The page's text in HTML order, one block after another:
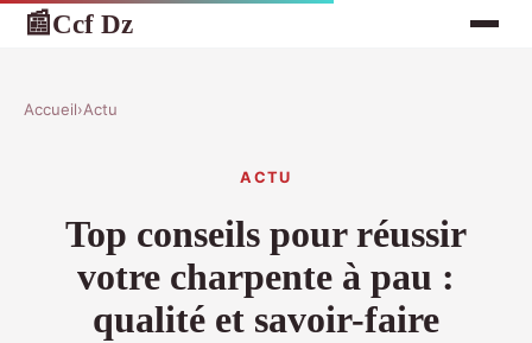
📰Ccf Dz
Accueil›Actu
ACTU
Top conseils pour réussir
votre charpente à pau :
qualité et savoir-faire